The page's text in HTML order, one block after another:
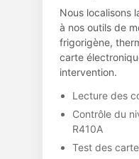
Nous localisons
à nos outils de
frigorigène,
carte
intervention.
Lecture des
Contrôle du
R410A
Test des